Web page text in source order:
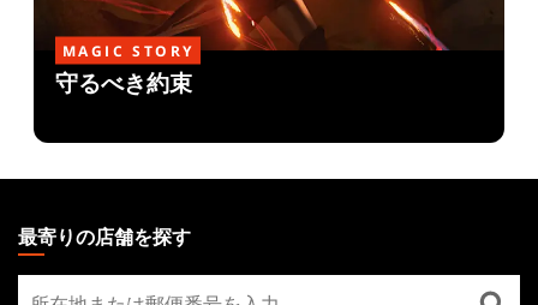
MAGIC STORY
守るべき約束
THE
GATHERING
FOOTER
最寄りの店舗を探す